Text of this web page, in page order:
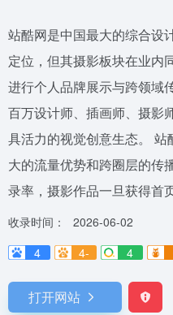
站酷网是中国最大的综合设
定位，但其摄影板块在业内
进行个人品牌展示与跨领域
百万设计师、插画师、摄影
具活力的视觉创意生态。
大的流量优势和跨圈层的传
录率，摄影作品一旦获得首
收录时间：
2026-06-02
4
4- 4
打开网站